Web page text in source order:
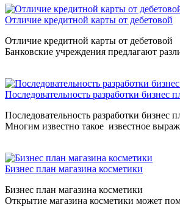
Отличие кредитной карты от дебетовой
Отличие кредитной карты от дебетовой
Банковские учреждения предлагают
Последовательность разработки бизнес
Последовательность разработки бизнес
Многим известно такое известное
Бизнес план магазина косметики
Бизнес план магазина косметики
Открытие магазина косметики может